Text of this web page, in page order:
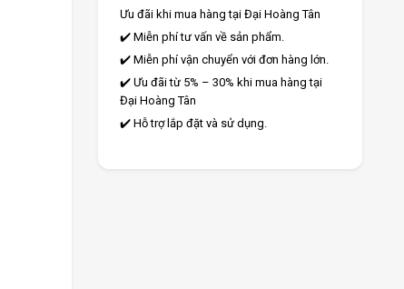
Ưu đãi khi mua hàng tại Đại Hoàng Tân
✔️ Miễn phí tư vấn về sản phẩm.
✔️ Miễn phí vận chuyển với đơn hàng lớn.
✔️ Ưu đãi từ 5% – 30% khi mua hàng tại
Đại Hoàng Tân
✔️ Hỗ trợ lắp đặt và sử dụng.